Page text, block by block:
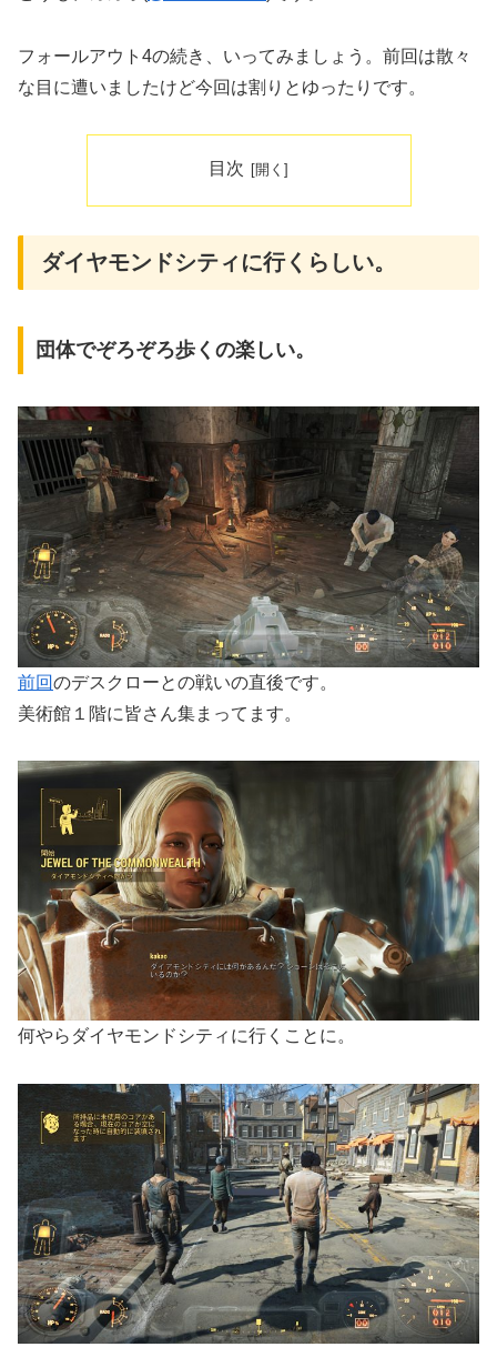
フォールアウト4の続き、いってみましょう。前回は散々
な目に遭いましたけど今回は割りとゆったりです。
目次
ダイヤモンドシティに行くらしい。
団体でぞろぞろ歩くの楽しい。
前回のデスクローとの戦いの直後です。
美術館１階に皆さん集まってます。
何やらダイヤモンドシティに行くことに。